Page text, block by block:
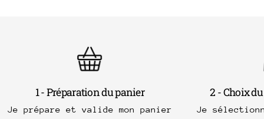
1 - Préparation du panier
Je prépare et valide mon panier
2 - Choix
Je